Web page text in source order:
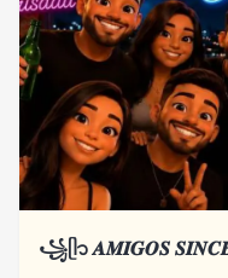
꧁ᥫ᭡ 𝑨𝑴𝑰𝑮𝑶𝑺